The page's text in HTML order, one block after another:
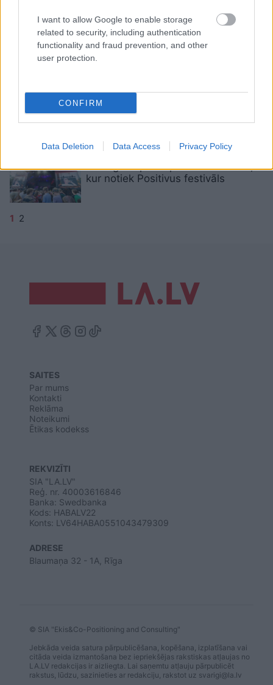
I want to allow Google to enable storage
related to security, including authentication
functionality and fraud prevention, and other
user protection.
CONFIRM
Data Deletion Data Access Privacy Policy
Kebabnīcas saimniece Agnese:
“Latvijas biznesā ir jābūt
harizmātiskai personībai, citādi nav
Salacgrīvā uz ielas notriekta
pensionāre
Salacgrīvā plāno pārbūvēt estrādi,
kur notiek Positivus festivāls
1 2
SAITES
Par mums
Kontakti
Reklāma
Noteikumi
Ētikas kodekss
REKVIZĪTI
SIA "LA.LV"
Reģ. nr. 40003616846
Banka: Swedbanka
Kods: HABALV22
Konts: LV64HABA0551043479309
ADRESE
Blaumaņa 32 - 1A, Rīga
© SIA "Ekis&Co-Positioning and Consulting"
Jebkāda veida satura pārpublicēšana, kopēšana, izplatīšana vai
citāda veida izmantošana bez iepriekšējas rakstiskas atļaujas no
LA.LV redakcijas ir aizliegta. Lai saņemtu atļauju pārpublicēt
rakstus, lūdzu, sazinieties ar redakciju, rakstot uz svarigi@la.lv